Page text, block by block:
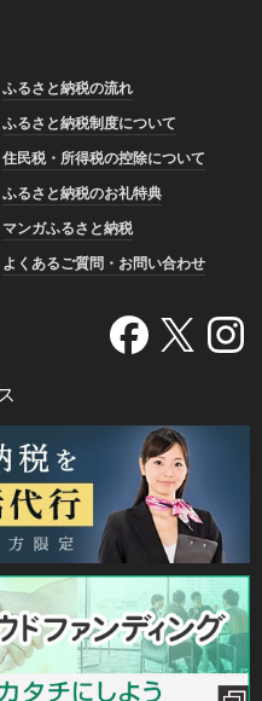
ふるさと納税の流れ
ふるさと納税制度について
住民税・所得税の控除について
ふるさと納税のお礼特典
マンガふるさと納税
よくあるご質問・お問い合わせ